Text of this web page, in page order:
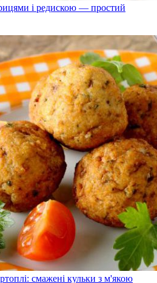
і редискою — простий
смажені кульки з м'якою